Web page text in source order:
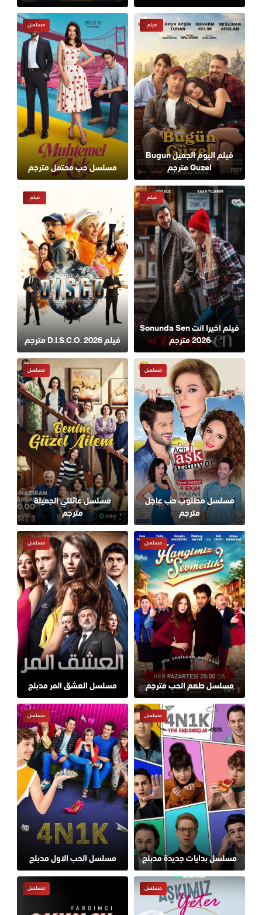
فيلم اليوم الجميل Bugun
Guzel مترجم
فيلم
مسلسل حب محتمل مترجم
مسلسل
فيلم اخيرا انت Sonunda Sen
2026 مترجم
فيلم
فيلم D.I.S.C.O. 2026 مترجم
فيلم
مسلسل مطلوب حب عاجل
مترجم
مسلسل
مسلسل عائلتي الجميلة
مترجم
مسلسل
مسلسل طعم الحب مترجم
مسلسل
مسلسل العشق المر مدبلج
مسلسل
مسلسل بدايات جديدة مدبلج
مسلسل
مسلسل الحب الاول مدبلج
مسلسل
مسلسل مسلسل